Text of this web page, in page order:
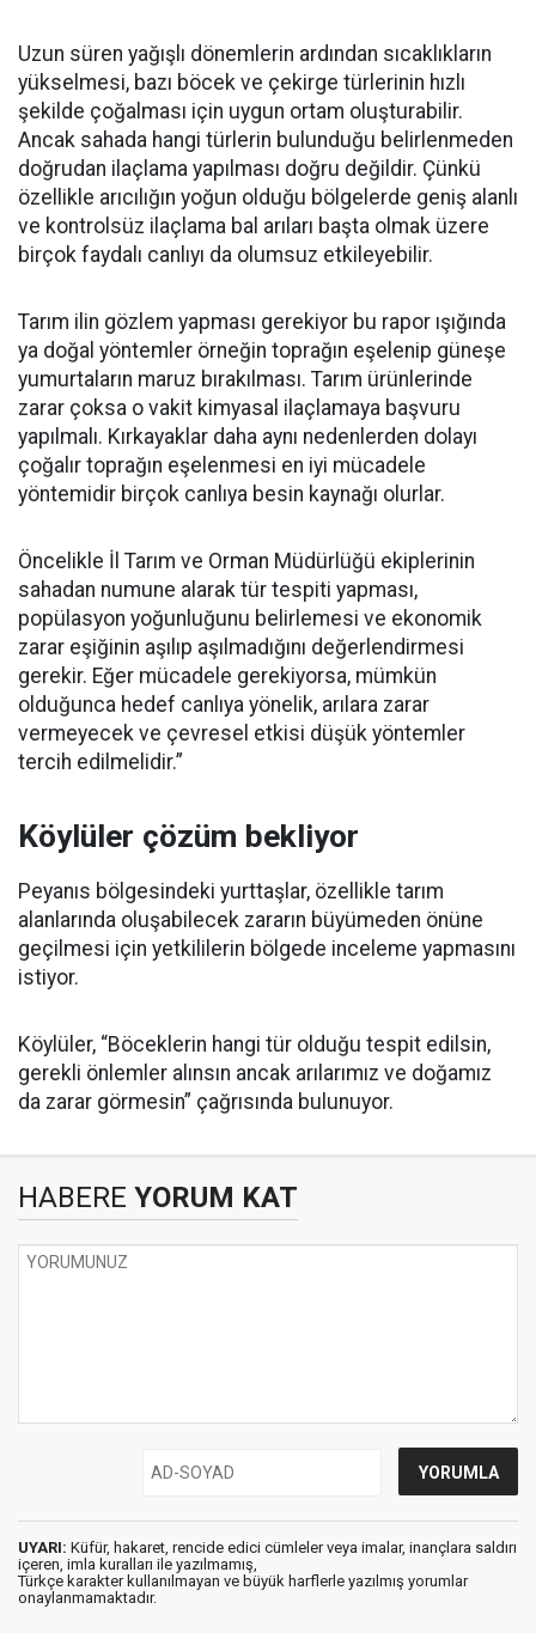
Uzun süren yağışlı dönemlerin ardından sıcaklıkların
yükselmesi, bazı böcek ve çekirge türlerinin hızlı
şekilde çoğalması için uygun ortam oluşturabilir.
Ancak sahada hangi türlerin bulunduğu belirlenmeden
doğrudan ilaçlama yapılması doğru değildir. Çünkü
özellikle arıcılığın yoğun olduğu bölgelerde geniş alanlı
ve kontrolsüz ilaçlama bal arıları başta olmak üzere
birçok faydalı canlıyı da olumsuz etkileyebilir.
Tarım ilin gözlem yapması gerekiyor bu rapor ışığında
ya doğal yöntemler örneğin toprağın eşelenip güneşe
yumurtaların maruz bırakılması. Tarım ürünlerinde
zarar çoksa o vakit kimyasal ilaçlamaya başvuru
yapılmalı. Kırkayaklar daha aynı nedenlerden dolayı
çoğalır toprağın eşelenmesi en iyi mücadele
yöntemidir birçok canlıya besin kaynağı olurlar.
Öncelikle İl Tarım ve Orman Müdürlüğü ekiplerinin
sahadan numune alarak tür tespiti yapması,
popülasyon yoğunluğunu belirlemesi ve ekonomik
zarar eşiğinin aşılıp aşılmadığını değerlendirmesi
gerekir. Eğer mücadele gerekiyorsa, mümkün
olduğunca hedef canlıya yönelik, arılara zarar
vermeyecek ve çevresel etkisi düşük yöntemler
tercih edilmelidir.”
Köylüler çözüm bekliyor
Peyanıs bölgesindeki yurttaşlar, özellikle tarım
alanlarında oluşabilecek zararın büyümeden önüne
geçilmesi için yetkililerin bölgede inceleme yapmasını
istiyor.
Köylüler, “Böceklerin hangi tür olduğu tespit edilsin,
gerekli önlemler alınsın ancak arılarımız ve doğamız
da zarar görmesin” çağrısında bulunuyor.
HABERE YORUM KAT
UYARI: Küfür, hakaret, rencide edici cümleler veya imalar, inançlara saldırı
içeren, imla kuralları ile yazılmamış,
Türkçe karakter kullanılmayan ve büyük harflerle yazılmış yorumlar
onaylanmamaktadır.